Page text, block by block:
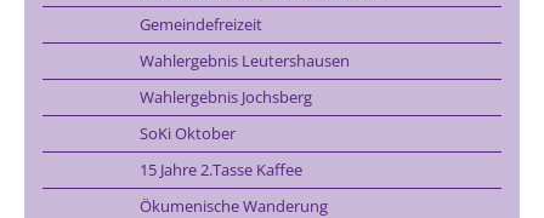
Gemeindefreizeit
Wahlergebnis Leutershausen
Wahlergebnis Jochsberg
SoKi Oktober
15 Jahre 2.Tasse Kaffee
Ökumenische Wanderung